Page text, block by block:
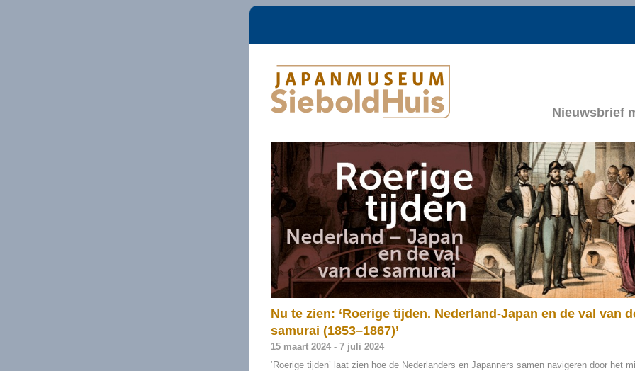
Nieuwsbrief
Nu te zien: ‘Roerige tijden. Nederland-Japan en de val van
samurai (1853–1867)’
15 maart 2024 - 7 juli 2024
‘Roerige tijden’ laat zien hoe de Nederlanders en Japanners samen navigeren door het